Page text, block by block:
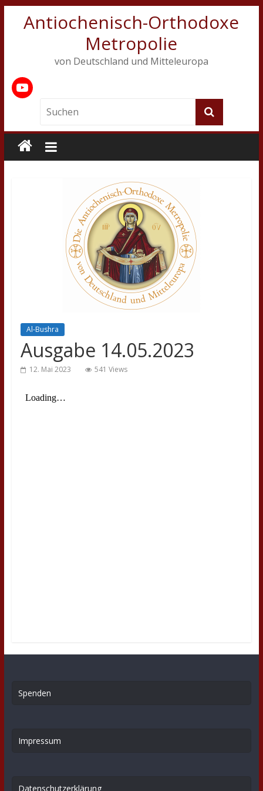
Antiochenisch-Orthodoxe
Metropolie
von Deutschland und Mitteleuropa
Al-Bushra
Ausgabe 14.05.2023
12. Mai 2023 541 Views
Spenden
Impressum
Datenschutzerklärung